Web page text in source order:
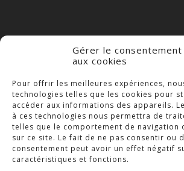
Gérer le consentement
aux cookies
Pour offrir les meilleures expériences,
technologies telles que les cookies pour
accéder aux informations des appareils.
à ces technologies nous permettra de
telles que le comportement de navigation
sur ce site. Le fait de ne pas consentir ou
consentement peut avoir un effet négatif
caractéristiques et fonctions.
COLLÈGE NOTRE DAME
23 Place Saint-Jean,
79300 Bressuire
Téléphone : 05 49 74 46 20